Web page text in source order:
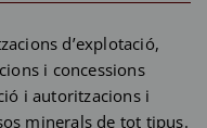
d’explotació,
i concessions
i autoritzacions i
minerals de tot tipus.